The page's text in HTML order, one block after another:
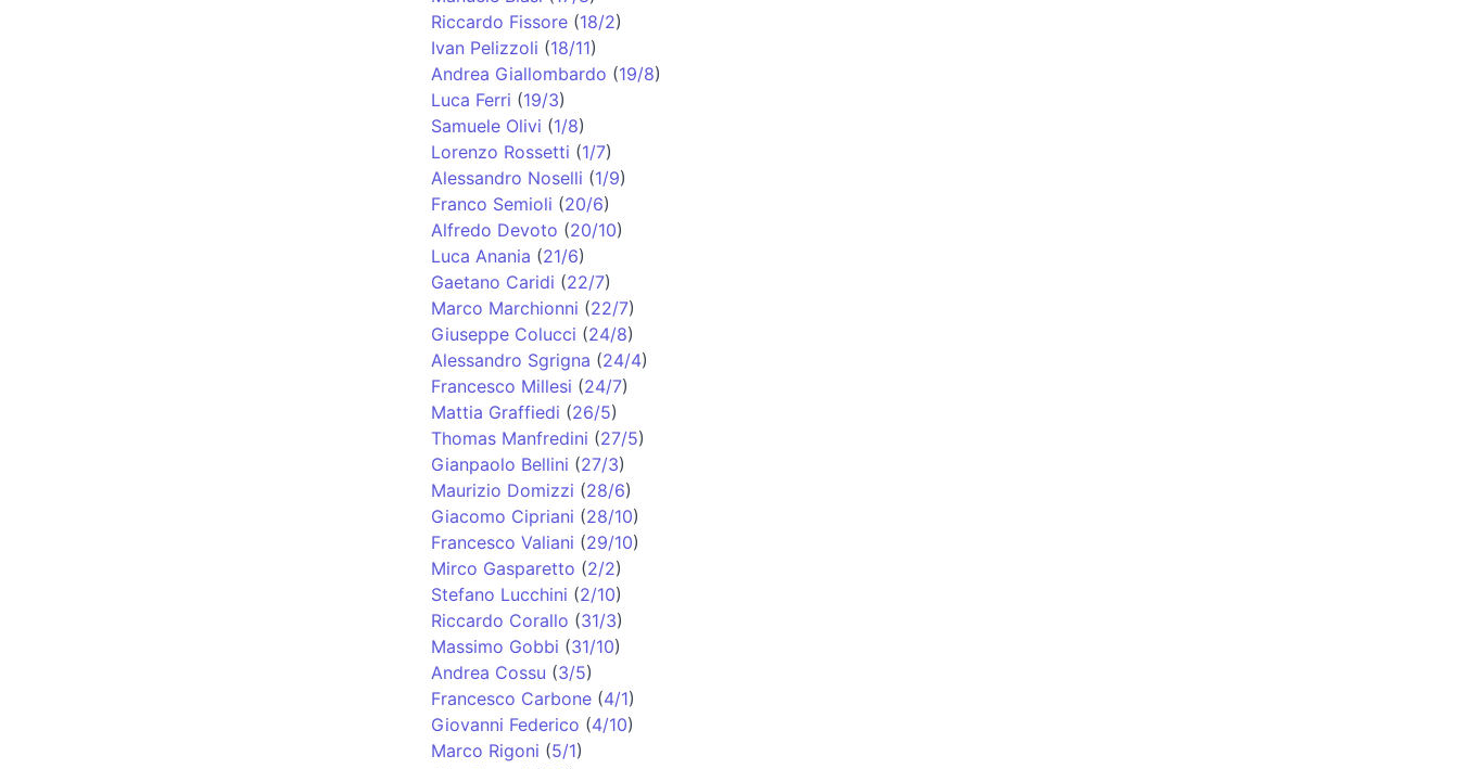
Riccardo Fissore (18/2)
Ivan Pelizzoli (18/11)
Andrea Giallombardo (19/8)
Luca Ferri (19/3)
Samuele Olivi (1/8)
Lorenzo Rossetti (1/7)
Alessandro Noselli (1/9)
Franco Semioli (20/6)
Alfredo Devoto (20/10)
Luca Anania (21/6)
Gaetano Caridi (22/7)
Marco Marchionni (22/7)
Giuseppe Colucci (24/8)
Alessandro Sgrigna (24/4)
Francesco Millesi (24/7)
Mattia Graffiedi (26/5)
Thomas Manfredini (27/5)
Gianpaolo Bellini (27/3)
Maurizio Domizzi (28/6)
Giacomo Cipriani (28/10)
Francesco Valiani (29/10)
Mirco Gasparetto (2/2)
Stefano Lucchini (2/10)
Riccardo Corallo (31/3)
Massimo Gobbi (31/10)
Andrea Cossu (3/5)
Francesco Carbone (4/1)
Giovanni Federico (4/10)
Marco Rigoni (5/1)